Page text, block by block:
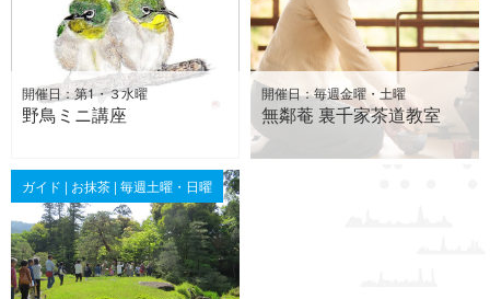
開催日：第1・３水曜
野鳥ミニ講座
開催日：毎週金曜・土曜
無鄰菴 裏千家茶道教室
ガイド | お抹茶 | 毎週土曜・日曜